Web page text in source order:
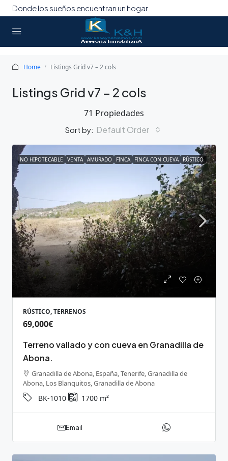
Donde los sueños encuentran un hogar
Home Listings Grid v7 – 2 cols
Listings Grid v7 – 2 cols
71 Propiedades
Sort by: Default Order
NO HIPOTECABLE VENTA AMURADO FINCA FINCA CON CUEVA RÚSTICO
RÚSTICO, TERRENOS
69,000€
Terreno vallado y con cueva en Granadilla de
Abona.
Granadilla de Abona, España, Tenerife, Granadilla de
Abona, Los Blanquitos, Granadilla de Abona
BK-1010 1700 m²
Email